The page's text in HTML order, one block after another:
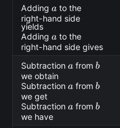
Addinga
a to the
right-hand side
yields
Addinga
a to the
right-hand side gives
Subtractiona
a fromb
b
we obtain
Subtractiona
a fromb
b
we get
Subtractiona
a fromb
b
we have